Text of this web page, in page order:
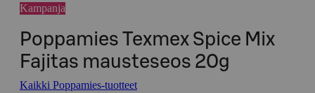
Kampanja
Poppamies Texmex Spice Mix
Fajitas mausteseos 20g
Kaikki Poppamies-tuotteet